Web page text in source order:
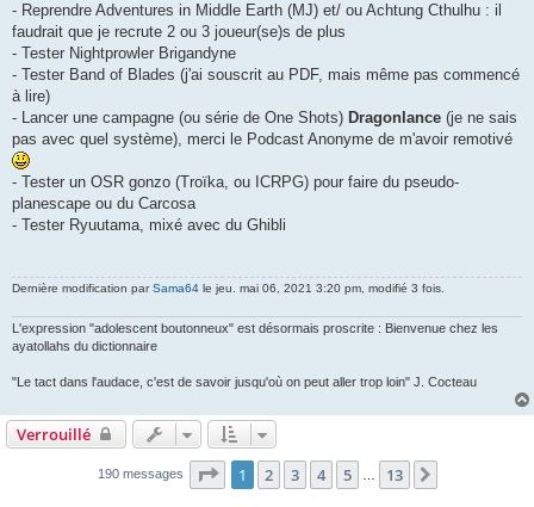
- Reprendre Adventures in Middle Earth (MJ) et/ ou Achtung Cthulhu : il
faudrait que je recrute 2 ou 3 joueur(se)s de plus
- Tester Nightprowler Brigandyne
- Tester Band of Blades (j'ai souscrit au PDF, mais même pas commencé
à lire)
- Lancer une campagne (ou série de One Shots) Dragonlance (je ne sais
pas avec quel système), merci le Podcast Anonyme de m'avoir remotivé
- Tester un OSR gonzo (Troïka, ou ICRPG) pour faire du pseudo-
planescape ou du Carcosa
- Tester Ryuutama, mixé avec du Ghibli
Dernière modification parSama64 le jeu. mai 06, 2021 3:20 pm, modifié 3 fois.
L'expression "adolescent boutonneux" est désormais proscrite : Bienvenue chez les
ayatollahs du dictionnaire
"Le tact dans l'audace, c'est de savoir jusqu'où on peut aller trop loin" J. Cocteau
Verrouillé
190 messages Page 1sur13
1 2 3 4 5 13